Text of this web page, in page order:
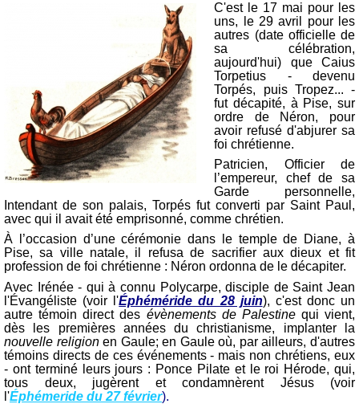
C'est le 17 mai pour les
uns, le 29 avril pour les
autres (date officielle de
sa célébration,
aujourd'hui) que Caius
Torpetius - devenu
Torpés, puis Tropez... -
fut décapité, à Pise, sur
ordre de Néron, pour
avoir refusé d'abjurer sa
foi chrétienne.
Patricien, Officier de
l’empereur, chef de sa
Garde personnelle,
Intendant de son palais, Torpés fut converti par Saint Paul,
avec qui il avait été emprisonné, comme chrétien.
À l’occasion d’une cérémonie dans le temple de Diane, à
Pise, sa ville natale, il refusa de sacrifier aux dieux et fit
profession de foi chrétienne : Néron ordonna de le décapiter.
Avec Irénée - qui à connu Polycarpe, disciple de Saint Jean
l'Évangéliste (voir l'Éphéméride du 28 juin), c'est donc un
autre témoin direct des évènements de Palestinequi vient,
dès les premières années du christianisme, implanter la
nouvelle religionen Gaule; en Gaule où, par ailleurs, d'autres
témoins directs de ces événements - mais non chrétiens, eux
- ont terminé leurs jours : Ponce Pilate et le roi Hérode, qui,
tous deux, jugèrent et condamnèrent Jésus (voir
l'Éphémeride du 27 février).